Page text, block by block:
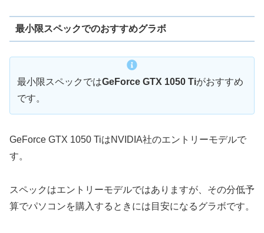
最小限スペックでのおすすめグラボ
最小限スペックではGeForce GTX 1050 Tiがおすすめ
です。
GeForce GTX 1050 TiはNVIDIA社のエントリーモデルで
す。
スペックはエントリーモデルではありますが、その分低予
算でパソコンを購入するときには目安になるグラボです。